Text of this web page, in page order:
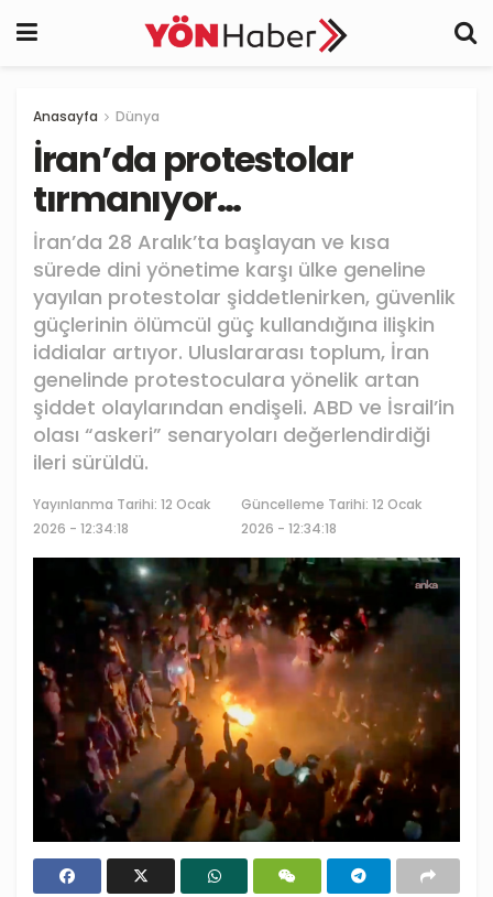
Anasayfa Dünya
İran’da protestolar
tırmanıyor…
İran’da 28 Aralık’ta başlayan ve kısa
sürede dini yönetime karşı ülke geneline
yayılan protestolar şiddetlenirken, güvenlik
güçlerinin ölümcül güç kullandığına ilişkin
iddialar artıyor. Uluslararası toplum, İran
genelinde protestoculara yönelik artan
şiddet olaylarından endişeli. ABD ve İsrail’in
olası “askeri” senaryoları değerlendirdiği
ileri sürüldü.
Yayınlanma Tarihi: 12 Ocak
2026 - 12:34:18
Güncelleme Tarihi: 12 Ocak
2026 - 12:34:18